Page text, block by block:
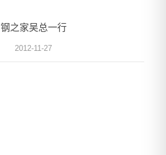
钢之家吴总一行
2012-11-27